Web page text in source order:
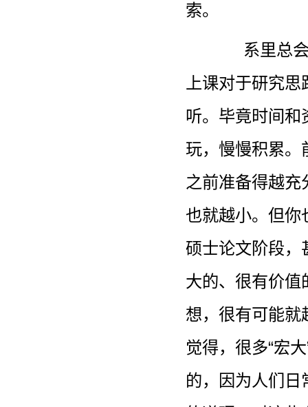
索。
系里总
上课对于研究
听。毕竟时间和
玩，慢慢积累。
之前准备得越
也就越小。但你
硕士论文阶段，
大的、很有价值
想，很有可能就
觉得，很多“宏
的，因为人们